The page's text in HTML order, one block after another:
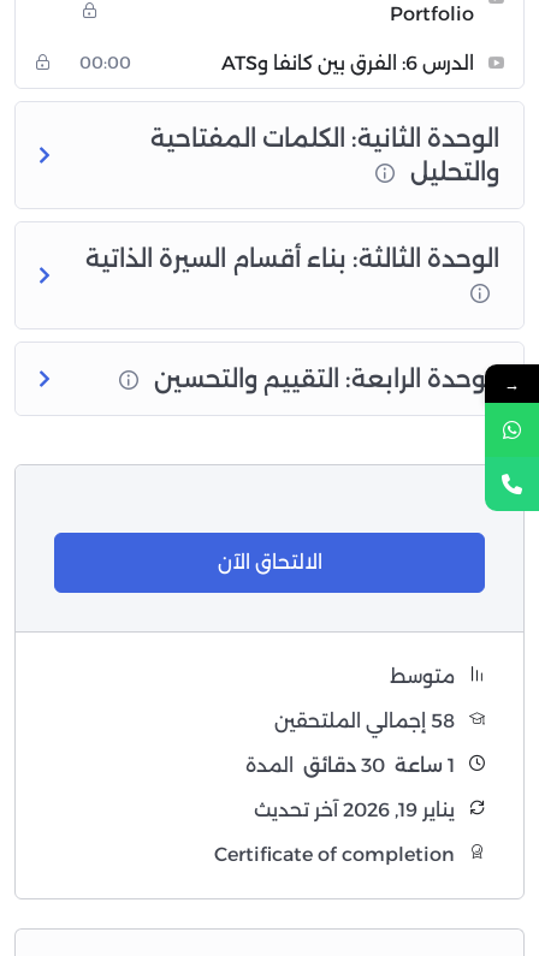
Portfolio
الدرس 6: الفرق بين كانفا وATS 00:00
الوحدة الثانية: الكلمات المفتاحية
والتحليل
الوحدة الثالثة: بناء أقسام السيرة الذاتية
الوحدة الرابعة: التقييم والتحسين
الالتحاق الآن
متوسط
58 إجمالي الملتحقين
1 ساعة دقائق
المدة
يناير 19, 2026 آخر تحديث
Certificate of completion
→